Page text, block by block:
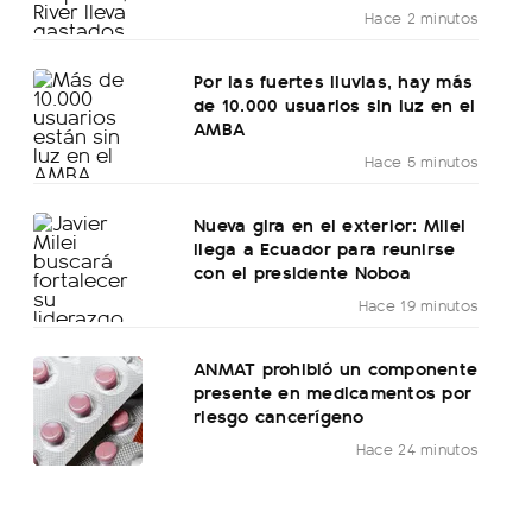
Hace 2 minutos
Por las fuertes lluvias, hay más
de 10.000 usuarios sin luz en el
AMBA
Hace 5 minutos
Nueva gira en el exterior: Milei
llega a Ecuador para reunirse
con el presidente Noboa
Hace 19 minutos
ANMAT prohibió un componente
presente en medicamentos por
riesgo cancerígeno
Hace 24 minutos